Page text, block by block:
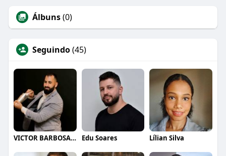
Álbuns(0)
Seguindo(45)
VICTOR BARBOSA QUARANTA Edu Soares Lílian Silva